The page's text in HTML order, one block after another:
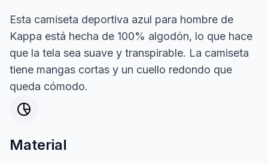
Esta camiseta deportiva azul para hombre de
Kappa está hecha de 100% algodón, lo que hace
que la tela sea suave y transpirable. La camiseta
tiene mangas cortas y un cuello redondo que
queda cómodo.
Material